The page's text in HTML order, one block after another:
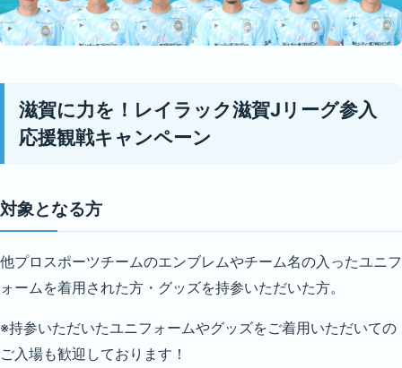
滋賀に力を！レイラック滋賀Jリーグ参入
応援観戦キャンペーン
対象となる方
他プロスポーツチームのエンブレムやチーム名の入ったユニフ
ォームを着用された方・グッズを持参いただいた方。
※持参いただいたユニフォームやグッズをご着用いただいての
ご入場も歓迎しております！